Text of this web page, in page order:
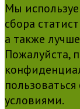
Мы
сбора
а также
Пожалуйста,
условиями.